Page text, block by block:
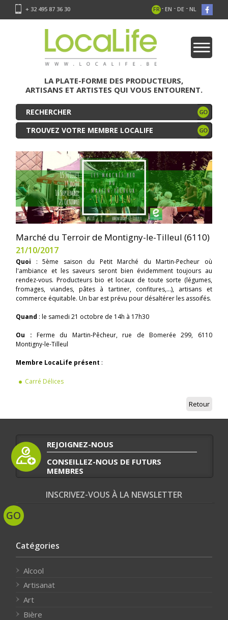
+ 32 495 87 36 30 FR - EN - DE - NL
LA PLATE-FORME DES PRODUCTEURS,
ARTISANS ET ARTISTES QUI VOUS ENTOURENT.
TROUVEZ VOTRE MEMBRE LOCALIFE
Marché du Terroir de Montigny-le-Tilleul (6110)
21/10/2017
Quoi : 5ème saison du Petit Marché du Martin-Pecheur où
l'ambiance et les saveurs seront bien évidemment toujours au
rendez-vous. Producteurs bio et locaux de toute sorte (légumes,
fromages, viandes, pâtes à tartiner, confitures,...), artisans et
commerce équitable. Un bar est prévu pour désaltérer les assoifés.
Quand : le samedi 21 octobre de 14h à 17h30
Ou :Ferme du Martin-Pêcheur, rue de Bomerée 299, 6110
Montigny-le-Tilleul
Membre LocaLife présent :
Carré Délices
Retour
REJOIGNEZ-NOUS
CONSEILLEZ-NOUS DE FUTURS
MEMBRES
INSCRIVEZ-VOUS À LA NEWSLETTER
Catégories
Alcool
Artisanat
Art
Bière